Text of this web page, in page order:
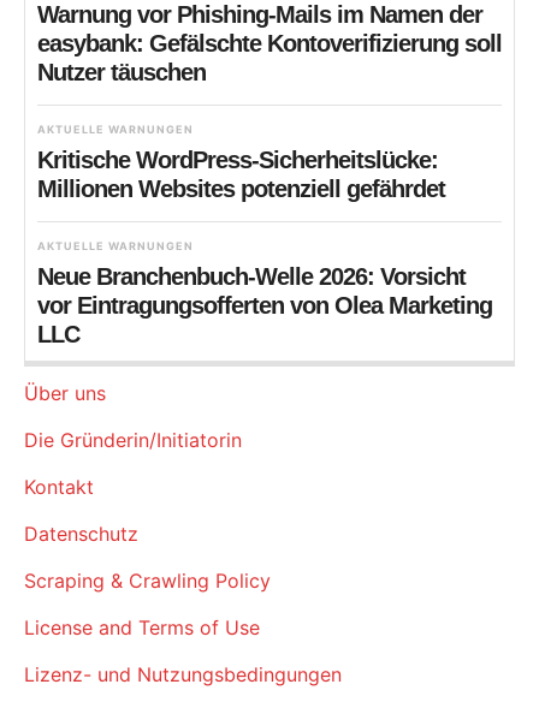
Warnung vor Phishing-Mails im Namen der
easybank: Gefälschte Kontoverifizierung soll
Nutzer täuschen
AKTUELLE WARNUNGEN
Kritische WordPress-Sicherheitslücke:
Millionen Websites potenziell gefährdet
AKTUELLE WARNUNGEN
Neue Branchenbuch-Welle 2026: Vorsicht
vor Eintragungsofferten von Olea Marketing
LLC
Über uns
Die Gründerin/Initiatorin
Kontakt
Datenschutz
Scraping & Crawling Policy
License and Terms of Use
Lizenz- und Nutzungsbedingungen